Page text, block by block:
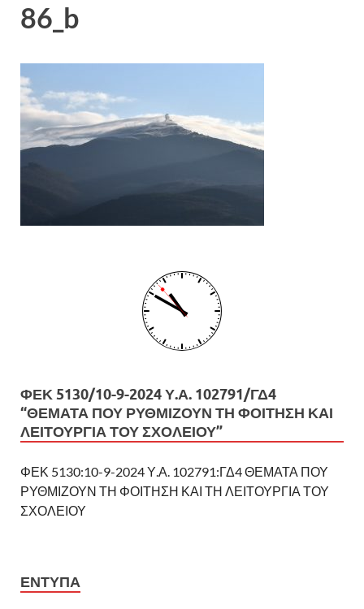
86_b
ΦΕΚ 5130/10-9-2024 Υ.Α. 102791/ΓΔ4
“ΘΕΜΑΤΑ ΠΟΥ ΡΥΘΜΙΖΟΥΝ ΤΗ ΦΟΙΤΗΣΗ ΚΑΙ
ΛΕΙΤΟΥΡΓΙΑ ΤΟΥ ΣΧΟΛΕΙΟΥ”
ΦΕΚ 5130:10-9-2024 Υ.Α. 102791:ΓΔ4 ΘΕΜΑΤΑ ΠΟΥ
ΡΥΘΜΙΖΟΥΝ ΤΗ ΦΟΙΤΗΣΗ ΚΑΙ ΤΗ ΛΕΙΤΟΥΡΓΙΑ ΤΟΥ
ΣΧΟΛΕΙΟΥ
ΕΝΤΥΠΑ